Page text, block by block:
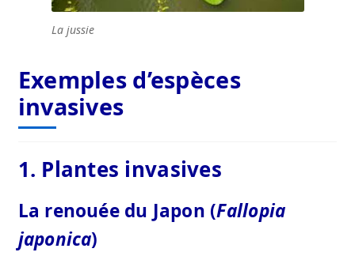
La jussie
Exemples d’espèces
invasives
1. Plantes invasives
La renouée du Japon (Fallopia
japonica)